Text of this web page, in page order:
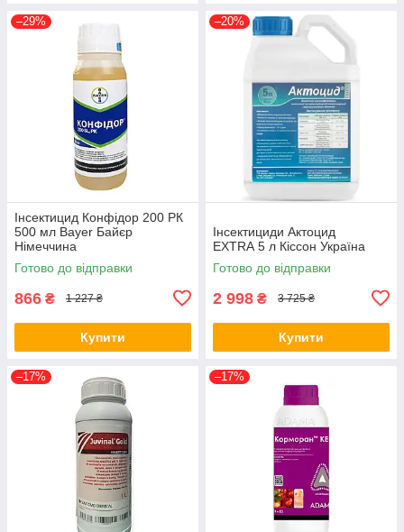
–29%
Інсектицид Конфідор 200 РК
500 мл Bayer Байєр
Німеччина
Готово до відправки
866 ₴ 1 227 ₴
Купити
–20%
Інсектициди Актоцид
EXTRA 5 л Кіссон Україна
Готово до відправки
2 998 ₴ 3 725 ₴
Купити
–17% –17%